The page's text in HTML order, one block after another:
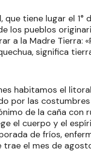
que tiene lugar el 1°
los pueblos
a la Madre Tierra:
significa
habitamos el
por las
de la caña con
el cuerpo y el
de fríos,
trae el mes de